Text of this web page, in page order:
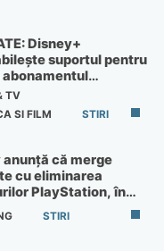
Disney+
suportul pentru
abonamentul
TV
SI FILM
STIRI
anunță că merge
cu eliminarea
PlayStation, în
protestelor
STIRI